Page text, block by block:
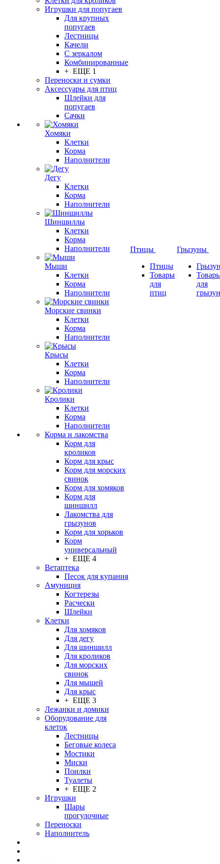
Игрушки для попугаев
Для крупных
попугаев
Лестницы
Качели
С зеркалом
Комбинированные
+ ЕЩЕ 1
Переноски и сумки
Аксессуары для птиц
Шлейки для
попугаев
Сачки
Хомяки
Клетки
Корма
Наполнители
Дегу
Клетки
Корма
Наполнители
Шиншиллы
Клетки
Корма
Наполнители
Мыши
Клетки
Корма
Наполнители
Морские свинки
Клетки
Корма
Наполнители
Крысы
Клетки
Корма
Наполнители
Кролики
Клетки
Корма
Наполнители
Корма и лакомства
Корм для
кроликов
Корм для крыс
Корм для морских
свинок
Корм для хомяков
Корм для
шиншилл
Лакомства для
грызунов
Корм для хорьков
Корм
универсальный
+ ЕЩЕ 4
Ветаптека
Песок для купания
Амуниция
Когтерезы
Расчески
Шлейки
Клетки
Для хомяков
Для дегу
Для шиншилл
Для кроликов
Для морских
свинок
Для мышей
Для крыс
+ ЕЩЕ 3
Лежанки и домики
Оборудование для
клеток
Лестницы
Беговые колеса
Мостики
Миски
Поилки
Туалеты
+ ЕЩЕ 2
Игрушки
Шары
прогулочные
Переноски
Наполнитель
Птицы
Птицы
Товары
для
птиц
Грызуны
для